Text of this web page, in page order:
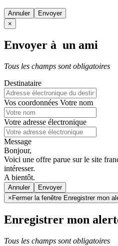
Annuler
×
Envoyer à un ami
Tous les champs sont obligatoires
Destinataire
Vos coordonnées Votre nom
Votre adresse électronique
Message
Bonjour,
Voici une offre parue sur le site
intéresser.
A bientôt.
Annuler
× Fermer la fenêtre Enregistrer mon
Enregistrer mon
Tous les champs sont obligatoires